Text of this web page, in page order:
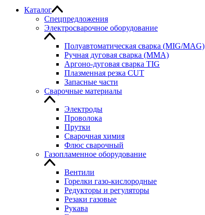
Каталог
Спецпредложения
Электросварочное оборудование
Полуавтоматическая сварка (MIG/MAG)
Ручная дуговая сварка (MMA)
Аргоно-дуговая сварка TIG
Плазменная резка CUT
Запасные части
Сварочные материалы
Электроды
Проволока
Прутки
Сварочная химия
Флюс сварочный
Газопламенное оборудование
Вентили
Горелки газо-кислородные
Редукторы и регуляторы
Резаки газовые
Рукава